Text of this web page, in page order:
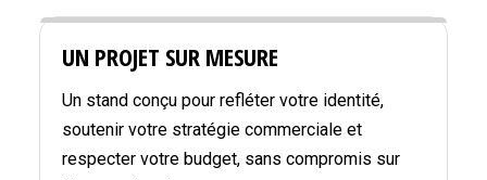
UN PROJET SUR MESURE
Un stand conçu pour refléter votre identité,
soutenir votre stratégie commerciale et
respecter votre budget, sans compromis sur